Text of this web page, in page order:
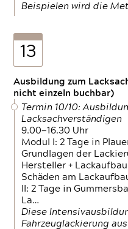
Beispielen wird die
13
Ausbildung zum
nicht einzeln buchbar)
Termin 10/10:
Lacksachverständigen
9.00—16.30 Uhr
Modul I: 2 Tage in
Grundlagen der
Hersteller +
Schäden am
II: 2 Tage in
La…
Diese
Fahrzeuglackierung